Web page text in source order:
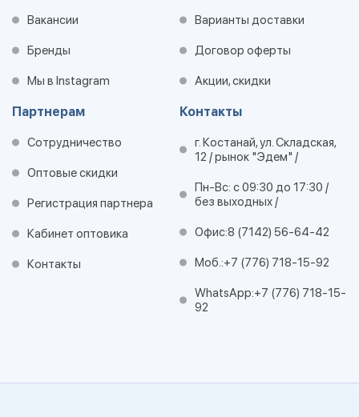
Вакансии
Бренды
Мы в Instagram
Варианты доставки
Договор оферты
Акции, скидки
Партнерам
Сотрудничество
Оптовые скидки
Регистрация партнера
Кабинет оптовика
Контакты
Контакты
г. Костанай, ул. Складская,
12 / рынок "Эдем" /
Пн-Вс: с 09:30 до 17:30 /
без выходных /
Офис:8 (7142) 56-64-42
Моб.:+7 (776) 718-15-92
WhatsApp:+7 (776) 718-15-
92